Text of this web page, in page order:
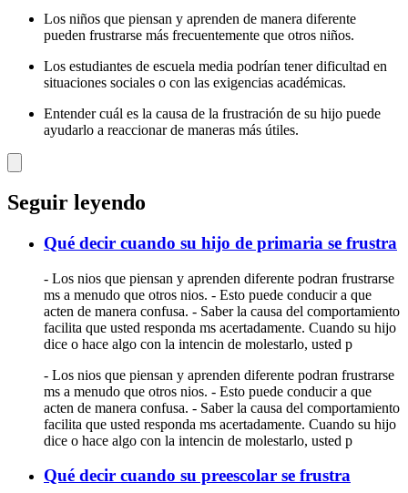
Los niños que piensan y aprenden de manera diferente
pueden frustrarse más frecuentemente que otros niños.
Los estudiantes de escuela media podrían tener dificultad en
situaciones sociales o con las exigencias académicas.
Entender cuál es la causa de la frustración de su hijo puede
ayudarlo a reaccionar de maneras más útiles.
Seguir leyendo
Qué decir cuando su hijo de primaria se frustra
- Los nios que piensan y aprenden diferente podran frustrarse
ms a menudo que otros nios. - Esto puede conducir a que
acten de manera confusa. - Saber la causa del comportamiento
facilita que usted responda ms acertadamente. Cuando su hijo
dice o hace algo con la intencin de molestarlo, usted p
- Los nios que piensan y aprenden diferente podran frustrarse
ms a menudo que otros nios. - Esto puede conducir a que
acten de manera confusa. - Saber la causa del comportamiento
facilita que usted responda ms acertadamente. Cuando su hijo
dice o hace algo con la intencin de molestarlo, usted p
Qué decir cuando su preescolar se frustra